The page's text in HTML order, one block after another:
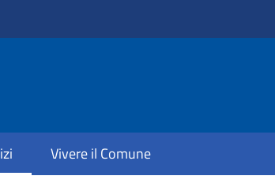
Vivere il Comune